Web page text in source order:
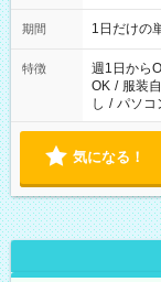
▼18:00～
期間 1日だけの
特徴 週1日から
OK / 服装
し / パソコ
気になる！